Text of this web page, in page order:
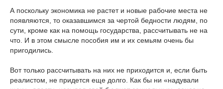
А поскольку экономика не растет и новые рабочие места не
появляются, то оказавшимся за чертой бедности людям, по
сути, кроме как на помощь государства, рассчитывать не на
что. И в этом смысле пособия им и их семьям очень бы
пригодились.
Вот только рассчитывать на них не приходится и, если быть
реалистом, не придется еще долго. Как бы ни «надували